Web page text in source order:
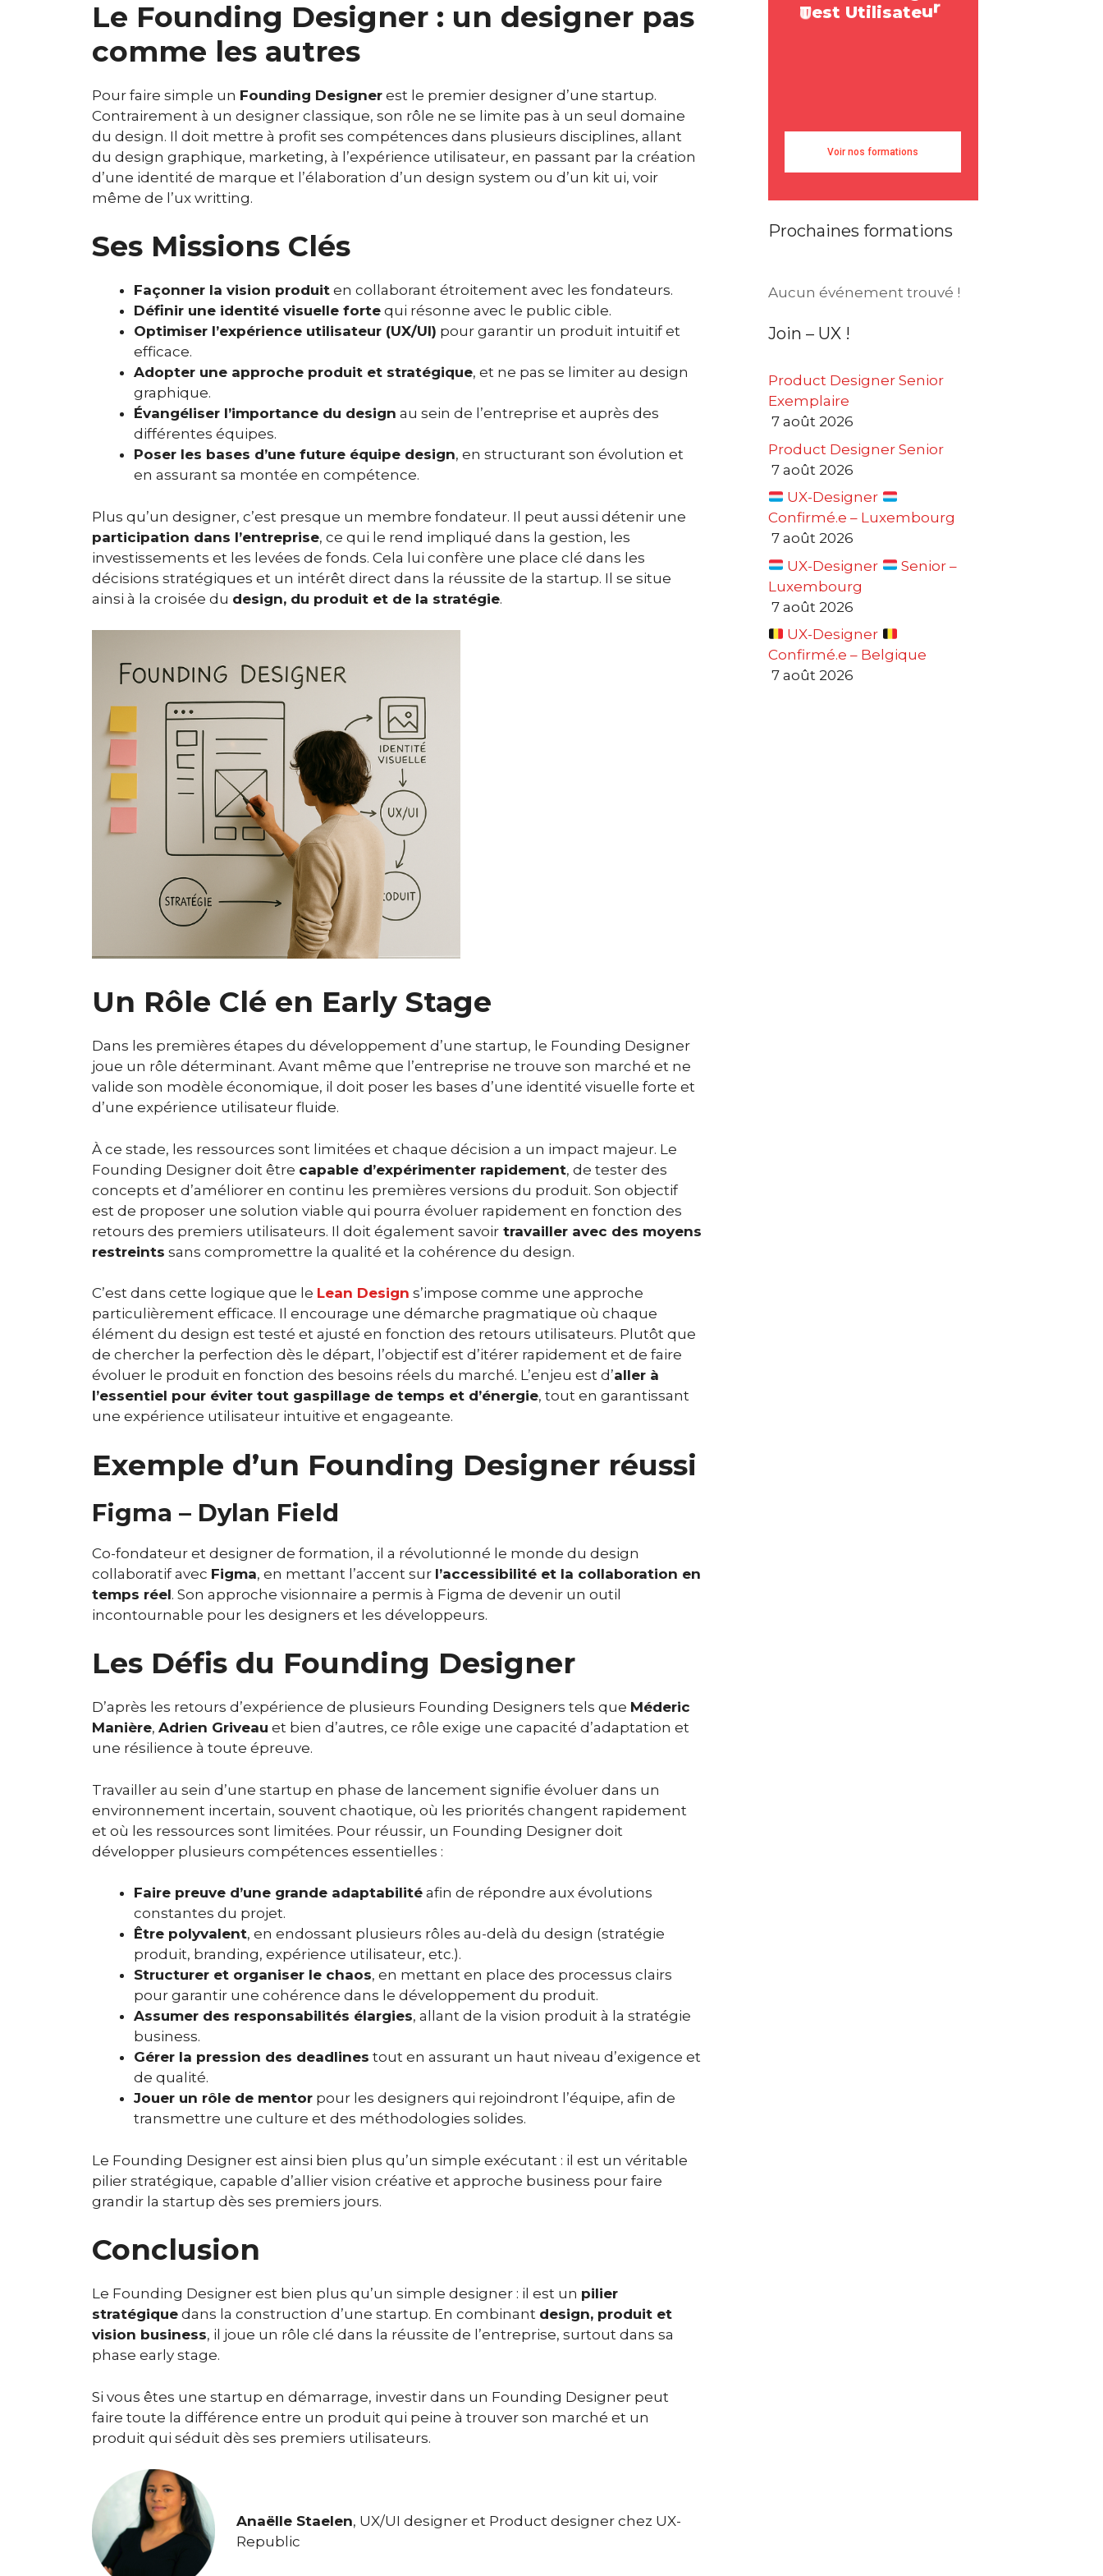
Le Founding Designer : un designer pas
comme les autres
Pour faire simple un Founding Designer est le premier designer d’une startup.
Contrairement à un designer classique, son rôle ne se limite pas à un seul domaine
du design. Il doit mettre à profit ses compétences dans plusieurs disciplines, allant
du design graphique, marketing, à l’expérience utilisateur, en passant par la création
d’une identité de marque et l’élaboration d’un design system ou d’un kit ui, voir
même de l’ux writting.
Ses Missions Clés
Façonner la vision produit en collaborant étroitement avec les fondateurs.
Définir une identité visuelle forte qui résonne avec le public cible.
Optimiser l’expérience utilisateur (UX/UI) pour garantir un produit intuitif et
efficace.
Adopter une approche produit et stratégique, et ne pas se limiter au design
graphique.
Évangéliser l’importance du design au sein de l’entreprise et auprès des
différentes équipes.
Poser les bases d’une future équipe design, en structurant son évolution et
en assurant sa montée en compétence.
Plus qu’un designer, c’est presque un membre fondateur. Il peut aussi détenir une
participation dans l’entreprise, ce qui le rend impliqué dans la gestion, les
investissements et les levées de fonds. Cela lui confère une place clé dans les
décisions stratégiques et un intérêt direct dans la réussite de la startup. Il se situe
ainsi à la croisée du design, du produit et de la stratégie.
Un Rôle Clé en Early Stage
Dans les premières étapes du développement d’une startup, le Founding Designer
joue un rôle déterminant. Avant même que l’entreprise ne trouve son marché et ne
valide son modèle économique, il doit poser les bases d’une identité visuelle forte et
d’une expérience utilisateur fluide.
À ce stade, les ressources sont limitées et chaque décision a un impact majeur. Le
Founding Designer doit être capable d’expérimenter rapidement, de tester des
concepts et d’améliorer en continu les premières versions du produit. Son objectif
est de proposer une solution viable qui pourra évoluer rapidement en fonction des
retours des premiers utilisateurs. Il doit également savoir travailler avec des moyens
restreints sans compromettre la qualité et la cohérence du design.
C’est dans cette logique que le Lean Design s’impose comme une approche
particulièrement efficace. Il encourage une démarche pragmatique où chaque
élément du design est testé et ajusté en fonction des retours utilisateurs. Plutôt que
de chercher la perfection dès le départ, l’objectif est d’itérer rapidement et de faire
évoluer le produit en fonction des besoins réels du marché. L’enjeu est d’aller à
l’essentiel pour éviter tout gaspillage de temps et d’énergie, tout en garantissant
une expérience utilisateur intuitive et engageante.
Exemple d’un Founding Designer réussi
Figma – Dylan Field
Co-fondateur et designer de formation, il a révolutionné le monde du design
collaboratif avec Figma, en mettant l’accent sur l’accessibilité et la collaboration en
temps réel. Son approche visionnaire a permis à Figma de devenir un outil
incontournable pour les designers et les développeurs.
Les Défis du Founding Designer
D’après les retours d’expérience de plusieurs Founding Designers tels que Méderic
Manière, Adrien Griveau et bien d’autres, ce rôle exige une capacité d’adaptation et
une résilience à toute épreuve.
Travailler au sein d’une startup en phase de lancement signifie évoluer dans un
environnement incertain, souvent chaotique, où les priorités changent rapidement
et où les ressources sont limitées. Pour réussir, un Founding Designer doit
développer plusieurs compétences essentielles :
Faire preuve d’une grande adaptabilité afin de répondre aux évolutions
constantes du projet.
Être polyvalent, en endossant plusieurs rôles au-delà du design (stratégie
produit, branding, expérience utilisateur, etc.).
Structurer et organiser le chaos, en mettant en place des processus clairs
pour garantir une cohérence dans le développement du produit.
Assumer des responsabilités élargies, allant de la vision produit à la stratégie
business.
Gérer la pression des deadlines tout en assurant un haut niveau d’exigence et
de qualité.
Jouer un rôle de mentor pour les designers qui rejoindront l’équipe, afin de
transmettre une culture et des méthodologies solides.
Le Founding Designer est ainsi bien plus qu’un simple exécutant : il est un véritable
pilier stratégique, capable d’allier vision créative et approche business pour faire
grandir la startup dès ses premiers jours.
Conclusion
Le Founding Designer est bien plus qu’un simple designer : il est un pilier
stratégique dans la construction d’une startup. En combinant design, produit et
vision business, il joue un rôle clé dans la réussite de l’entreprise, surtout dans sa
phase early stage.
Si vous êtes une startup en démarrage, investir dans un Founding Designer peut
faire toute la différence entre un produit qui peine à trouver son marché et un
produit qui séduit dès ses premiers utilisateurs.
Anaëlle Staelen, UX/UI designer et Product designer chez UX-
Republic
Test Utilisateur
r
Voir nos formations
Prochaines formations
Aucun événement trouvé !
Join – UX !
Product Designer Senior
Exemplaire
7 août 2026
Product Designer Senior
7 août 2026
UX-Designer
Confirmé.e – Luxembourg
7 août 2026
UX-Designer
Senior –
Luxembourg
7 août 2026
UX-Designer
Confirmé.e – Belgique
7 août 2026